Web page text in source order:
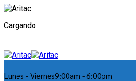
Cargando
Lunes - Viernes9:00am - 6:00pm